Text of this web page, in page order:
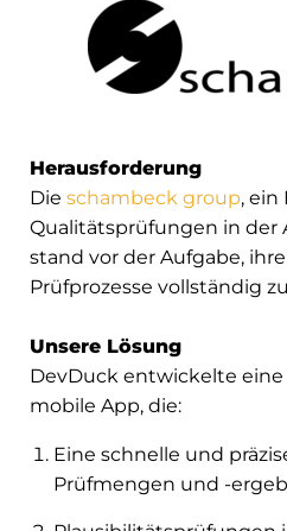
Herausforderung
Die schambeck group, ein
Qualitätsprüfungen in der
stand vor der Aufgabe,
Prüfprozesse vollständig
Unsere Lösung
DevDuck entwickelte
mobile App, die:
Eine schnelle und
Prüfmengen und -